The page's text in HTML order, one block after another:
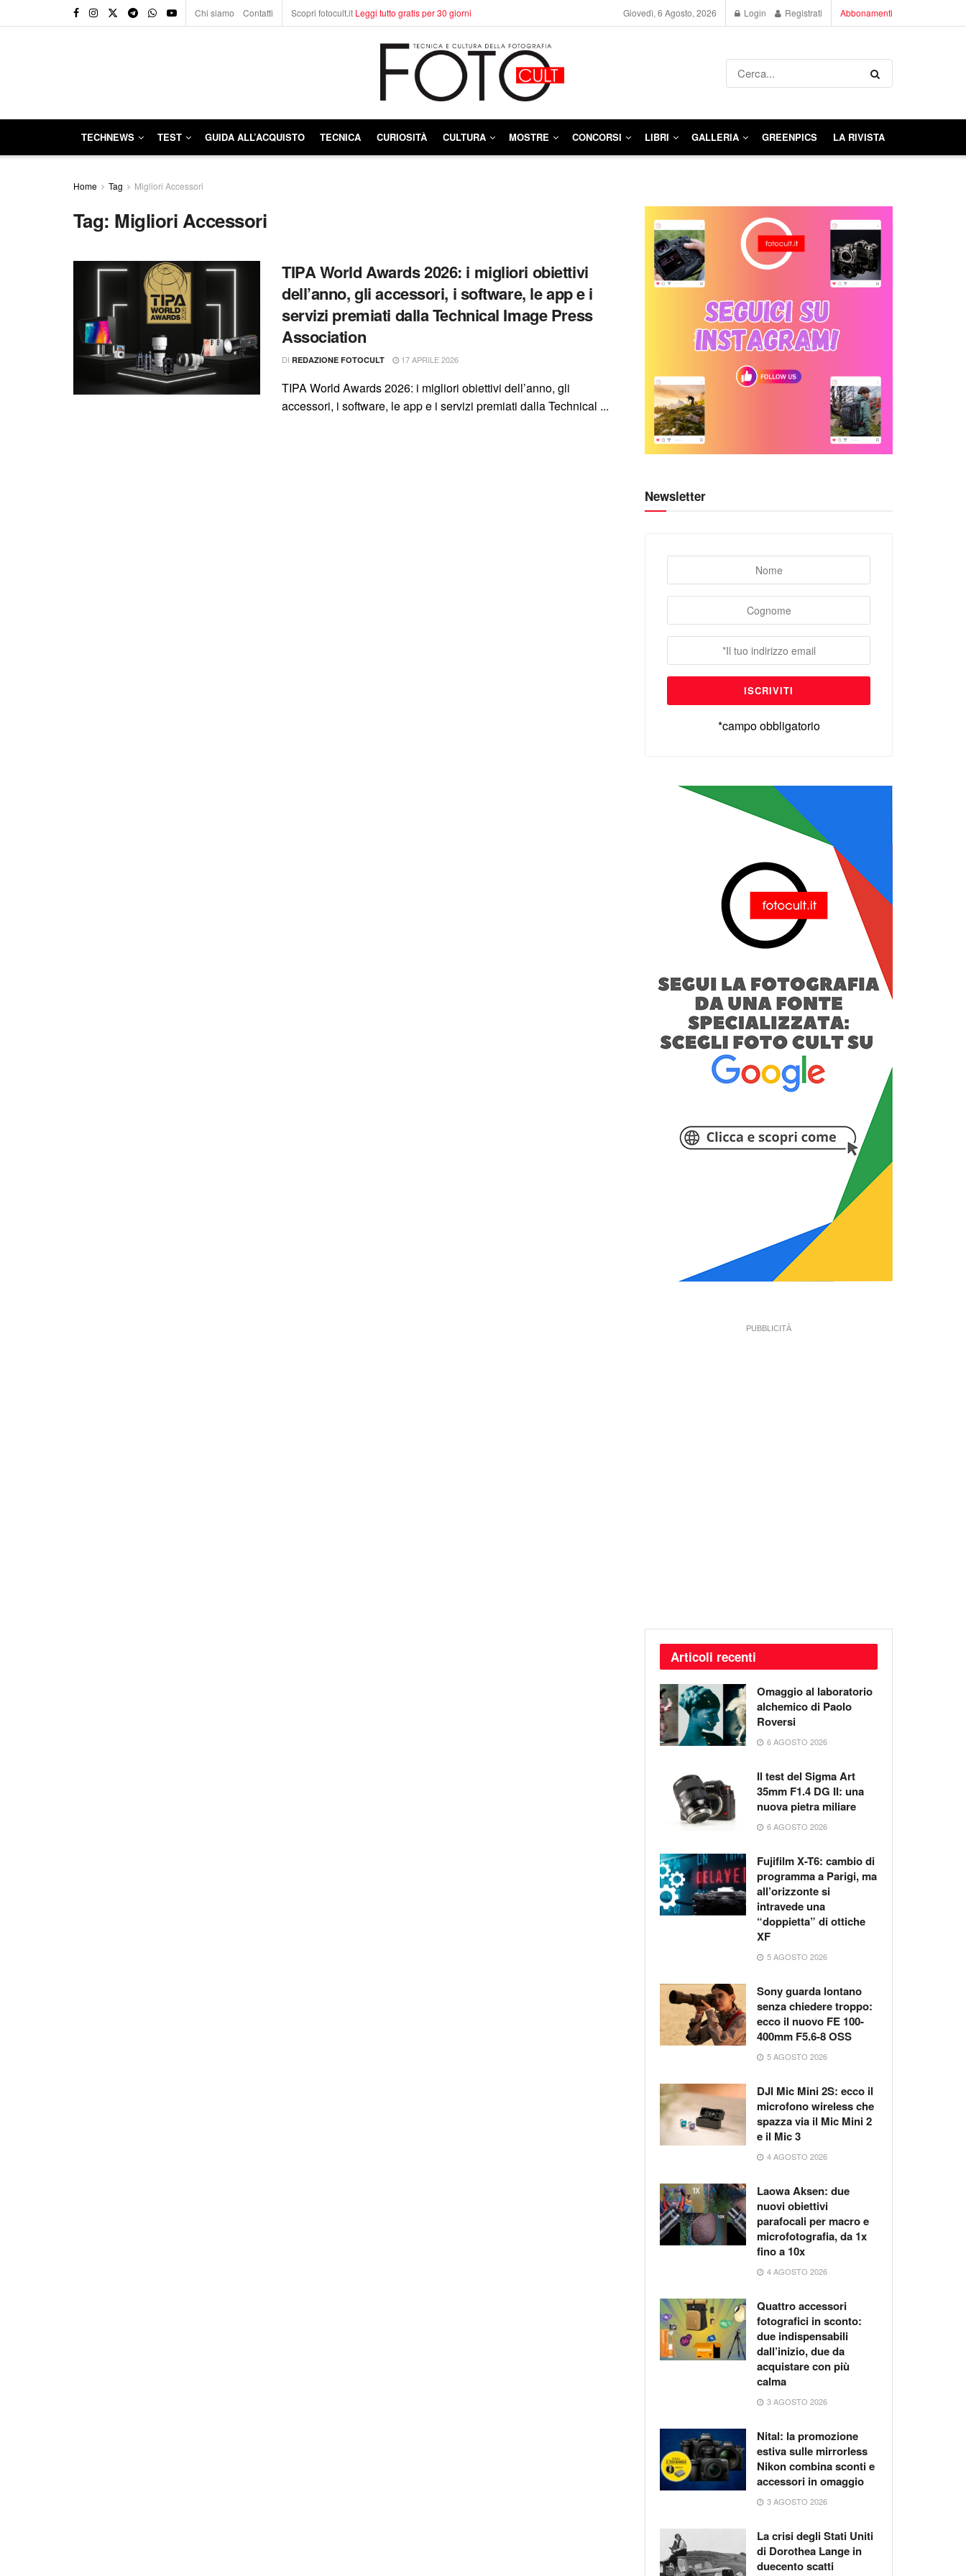
Chi siamo Contatti Scopri fotocult.it Leggi tutto gratis per 30 giorni Giovedì, 6 Agosto, 2026 Login Registrati Abbonamenti
TECHNEWS TEST GUIDA ALL’ACQUISTO TECNICA CURIOSITÀ CULTURA MOSTRE CONCORSI LIBRI GALLERIA GREENPICS LA RIVISTA
Home Tag Migliori Accessori
Tag: Migliori Accessori
TIPA World Awards 2026: i migliori obiettivi
dell’anno, gli accessori, i software, le app e i
servizi premiati dalla Technical Image Press
Association
DI REDAZIONE FOTOCULT 17 APRILE 2026
TIPA World Awards 2026: i migliori obiettivi dell’anno, gli
accessori, i software, le app e i servizi premiati dalla Technical ...
Newsletter
*campo obbligatorio
PUBBLICITÀ
Articoli recenti
Omaggio al laboratorio
alchemico di Paolo
Roversi
6 AGOSTO 2026
Il test del Sigma Art
35mm F1.4 DG II: una
nuova pietra miliare
6 AGOSTO 2026
Fujifilm X-T6: cambio di
programma a Parigi, ma
all’orizzonte si
intravede una
“doppietta” di ottiche
XF
5 AGOSTO 2026
Sony guarda lontano
senza chiedere troppo:
ecco il nuovo FE 100-
400mm F5.6-8 OSS
5 AGOSTO 2026
DJI Mic Mini 2S: ecco il
microfono wireless che
spazza via il Mic Mini 2
e il Mic 3
4 AGOSTO 2026
Laowa Aksen: due
nuovi obiettivi
parafocali per macro e
microfotografia, da 1x
fino a 10x
4 AGOSTO 2026
Quattro accessori
fotografici in sconto:
due indispensabili
dall’inizio, due da
acquistare con più
calma
3 AGOSTO 2026
Nital: la promozione
estiva sulle mirrorless
Nikon combina sconti e
accessori in omaggio
3 AGOSTO 2026
La crisi degli Stati Uniti
di Dorothea Lange in
duecento scatti